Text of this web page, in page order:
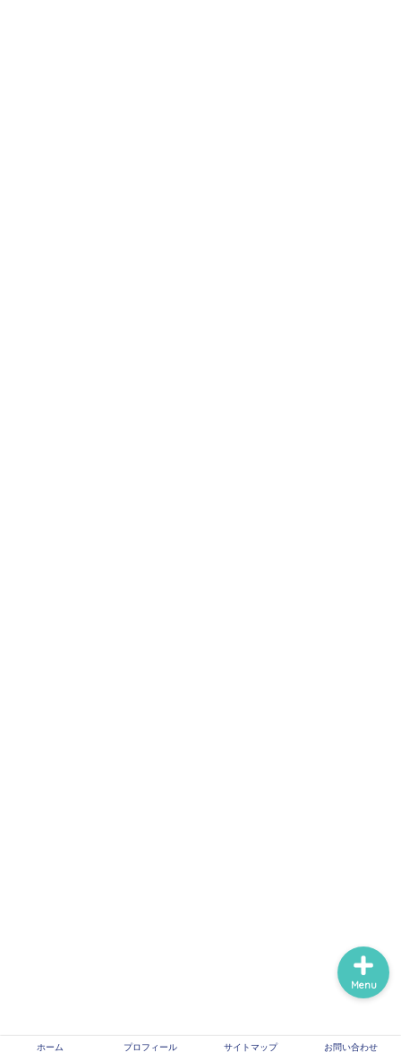
ホーム プロフィール サイトマップ お問い合わせ
Menu